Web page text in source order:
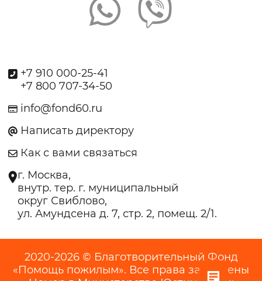
+7 910 000-25-41
+7 800 707-34-50
info@fond60.ru
Написать директору
Как с вами связаться
г. Москва,
внутр. тер. г. муниципальный
округ Свиблово,
ул. Амундсена д. 7, стр. 2, помещ. 2/1.
2020-2026 © Благотворительный Фонд
«Помощь пожилым». Все права защищены